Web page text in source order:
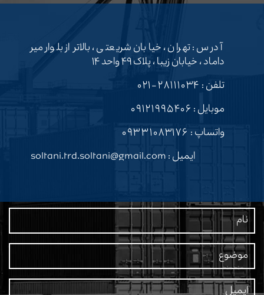
آدرس : تهران ، خیابان شریعتی ، بالاتر از بلوار میر
داماد ، خیابان زیبا ، پلاک ۴۹ واحد ۱۴
تلفن : ۲۸۱۱۱۰۳۴-۰۲۱
موبایل : ۰۹۱۲۱۹۹۵۴۰۶
واتساپ : ۰۹۳۳۱۰۸۳۱۷۶
ایمیل : soltani.trd.soltani@gmail.com